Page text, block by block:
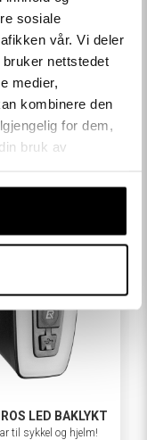
sosiale
vår. Vi deler
nettstedet
medier,
kombinere den
for dem,
bruk av
LED BAKLYKT
til sykkel og hjelm!